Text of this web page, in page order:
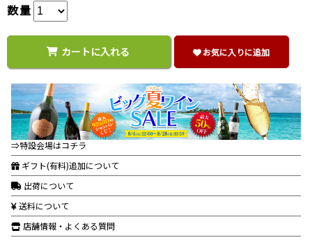
数量
カートに入れる お気に入りに追加
⇒特設会場はコチラ
ギフト(有料)追加について
出荷について
送料について
店舗情報・よくある質問